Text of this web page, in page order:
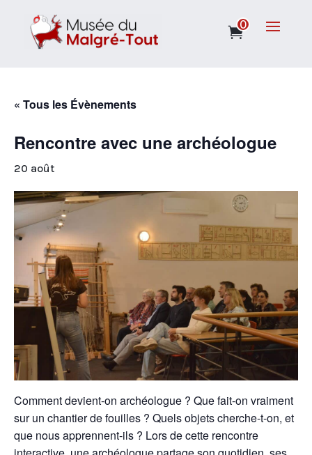
0
« Tous les Évènements
Rencontre avec une archéologue
20 août
Comment devient-on archéologue ? Que fait-on vraiment
sur un chantier de fouilles ? Quels objets cherche-t-on, et
que nous apprennent-ils ? Lors de cette rencontre